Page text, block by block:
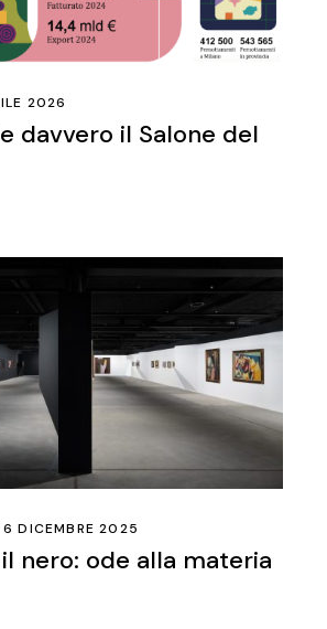
2026
davvero il Salone del
6 DICEMBRE 2025
nero: ode alla materia